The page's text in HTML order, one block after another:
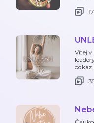
Vítej v
odkaz